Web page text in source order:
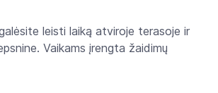
leisti laiką atviroje terasoje ir
Vaikams įrengta žaidimų